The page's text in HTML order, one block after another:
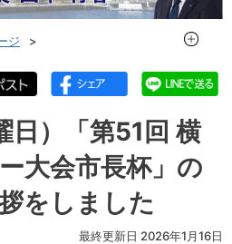
ジ
浜少年サッカー大会市長杯」の
現在位
日）「第51回 横
大会市長杯」の
をしました
最終更新日 2026年1月16日